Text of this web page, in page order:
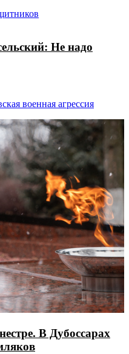
Не надо
военная агрессия
В Дубоссарах